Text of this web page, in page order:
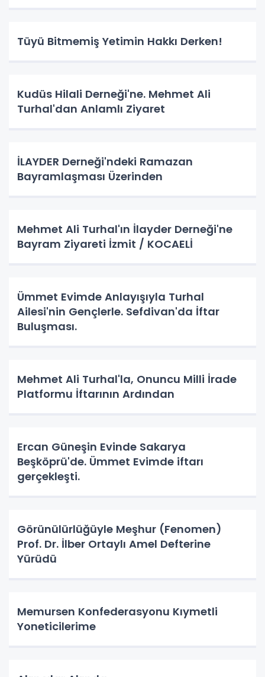
Tüyü Bitmemiş Yetimin Hakkı Derken!
Kudüs Hilali Derneği'ne. Mehmet Ali
Turhal'dan Anlamlı Ziyaret
İLAYDER Derneği'ndeki Ramazan
Bayramlaşması Üzerinden
Mehmet Ali Turhal'ın İlayder Derneği'ne
Bayram Ziyareti İzmit / KOCAELİ
Ümmet Evimde Anlayışıyla Turhal
Ailesi'nin Gençlerle. Sefdivan'da İftar
Buluşması.
Mehmet Ali Turhal'la, Onuncu Milli İrade
Platformu İftarının Ardından
Ercan Güneşin Evinde Sakarya
Beşköprü'de. Ümmet Evimde iftarı
gerçekleşti.
Görünülürlüğüyle Meşhur (Fenomen)
Prof. Dr. İlber Ortaylı Amel Defterine
Yürüdü
Memursen Konfederasyonu Kıymetli
Yoneticilerime